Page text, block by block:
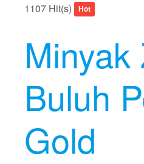
1107 Hit(s)
Hot
Minyak
Buluh
Gold